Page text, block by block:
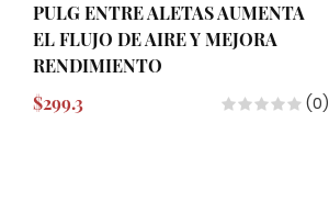
PULG ENTRE ALETAS AUMENTA
EL FLUJO DE AIRE Y MEJORA
RENDIMIENTO
$299.3
(0)